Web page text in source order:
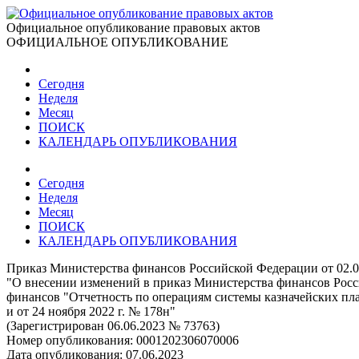
Официальное опубликование правовых актов
ОФИЦИАЛЬНОЕ ОПУБЛИКОВАНИЕ
Сегодня
Неделя
Месяц
ПОИСК
КАЛЕНДАРЬ ОПУБЛИКОВАНИЯ
Сегодня
Неделя
Месяц
ПОИСК
КАЛЕНДАРЬ ОПУБЛИКОВАНИЯ
Приказ Министерства финансов Российской Федерации от
"О внесении изменений в приказ Министерства финансов
финансов "Отчетность по операциям системы казначейских
и от 24 ноября 2022 г. № 178н"
(Зарегистрирован 06.06.2023 № 73763)
Номер опубликования: 0001202306070006
Дата опубликования: 07.06.2023